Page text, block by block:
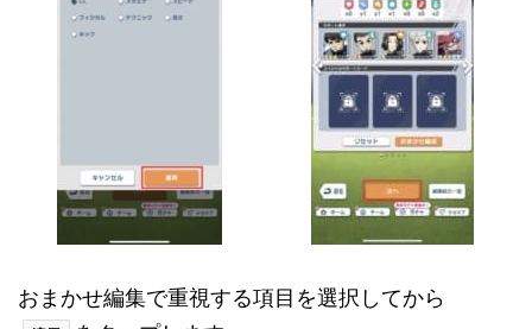
おまかせ編集で重視する項目を選択してから